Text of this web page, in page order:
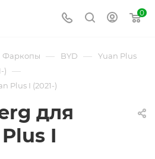
0
Фаркопы — BYD — Yuan Plus
) —
Plus I (2021-)
для
I